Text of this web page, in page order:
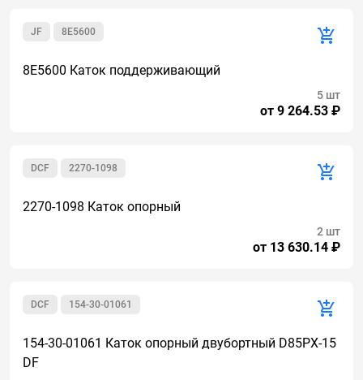
8E5600
JF
8E5600 Каток поддерживающий
от 9 264.53 ₽
5 шт
2270-1098
DCF
2270-1098 Каток опорный
от 13 630.14 ₽
2 шт
154-30-01061
DCF
154-30-01061 Каток опорный двубортный D85PX-15
DF